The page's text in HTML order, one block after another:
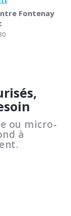
Fontenay
ou micro-
à